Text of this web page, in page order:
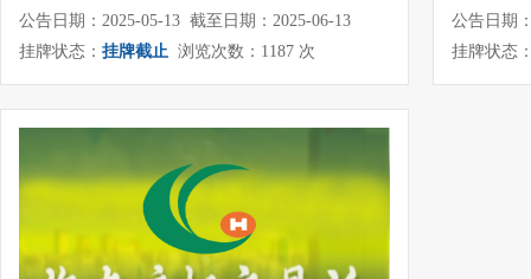
公告日期：2025-05-13 截至日期：2025-06-13
挂牌状态： 挂牌截止 浏览次数：1187 次
公告日期
挂牌状态